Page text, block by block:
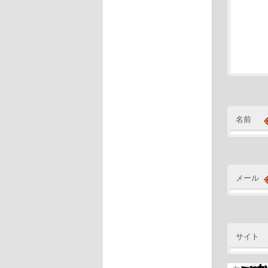
名前
メール
サイト